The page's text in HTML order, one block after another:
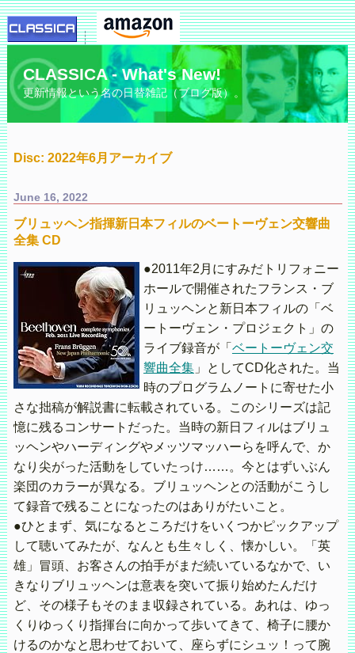
CLASSICA - What's New!
更新情報という名の日替雑記（ブログ版）。
Disc: 2022年6月アーカイブ
June 16, 2022
ブリュッヘン指揮新日本フィルのベートーヴェン交響曲
全集 CD
●2011年2月にすみだトリフォニー
ホールで開催されたフランス・ブ
リュッヘンと新日本フィルの「ベ
ートーヴェン・プロジェクト」の
ライブ録音が「 ベートーヴェン交
響曲全集」としてCD化された。当
時のプログラムノートに寄せた小
さな拙稿が解説書に転載されている。このシリーズは記
憶に残るコンサートだった。当時の新日フィルはブリュ
ッヘンやハーディングやメッツマッハーらを呼んで、か
なり尖がった活動をしていたっけ……。今とはずいぶん
楽団のカラーが異なる。ブリュッヘンとの活動がこうし
て録音で残ることになったのはありがたいこと。
●ひとまず、気になるところだけをいくつかピックアップ
して聴いてみたが、なんとも生々しく、懐かしい。「英
雄」冒頭、お客さんの拍手がまだ続いているなかで、い
きなりブリュッヘンは意表を突いて振り始めたんだけ
ど、その様子もそのまま収録されている。あれは、ゆっ
くりゆっくり指揮台に向かって歩いてきて、椅子に腰か
けるのかなと思わせておいて、座らずにシュッ！って腕